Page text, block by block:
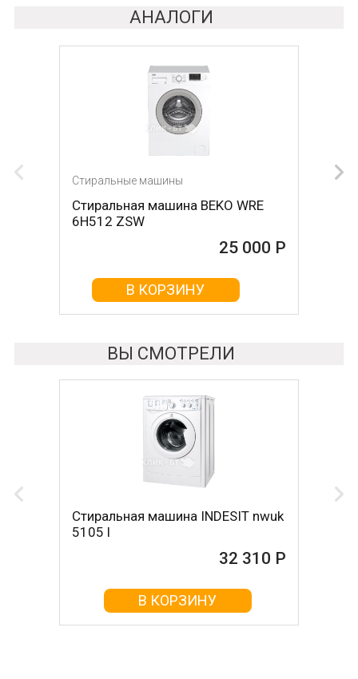
АНАЛОГИ
Стиральные машины
Стиральная машина BEKO WRE
6H512 ZSW
25 000 Р
В КОРЗИНУ
Стиральные машины
Стиральная машина LG
F4J6VN0W
25 000 Р
В КОРЗИНУ
ВЫ СМОТРЕЛИ
Стиральная машина INDESIT nwuk
5105 l
32 310 Р
В КОРЗИНУ